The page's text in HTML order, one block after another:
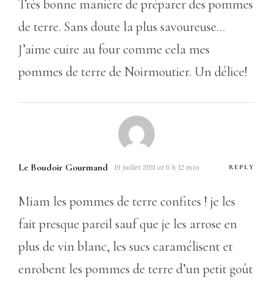
Très bonne manière de préparer des pommes
de terre. Sans doute la plus savoureuse…
J’aime cuire au four comme cela mes
pommes de terre de Noirmoutier. Un délice!
Le Boudoir Gourmand 19 juillet 2011 at 6 h 12 min REPLY
Miam les pommes de terre confites ! je les
fait presque pareil sauf que je les arrose en
plus de vin blanc, les sucs caramélisent et
enrobent les pommes de terre d’un petit goût